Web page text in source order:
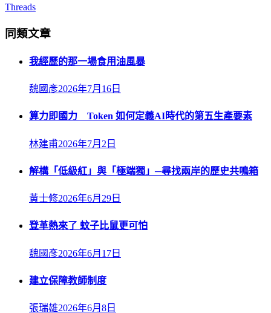
Threads
同類文章
我經歷的那一場食用油風暴
魏國彥2026年7月16日
算力即國力 Token 如何定義AI時代的第五生產要素
林建甫2026年7月2日
解構「低級紅」與「極端獨」─尋找兩岸的歷史共鳴箱
黃士修2026年6月29日
登革熱來了 蚊子比鼠更可怕
魏國彥2026年6月17日
建立保障教師制度
張瑞雄2026年6月8日